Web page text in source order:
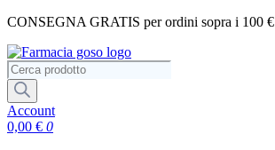
Vai
contenuto
CONSEGNA GRATIS per ordini sopra i 100 €
Ricerca
prodotti
Account
0,00 € 0